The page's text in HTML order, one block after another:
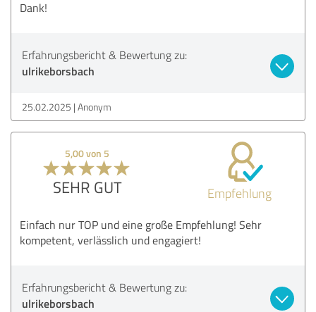
Dank!
Erfahrungsbericht & Bewertung zu:
ulrikeborsbach
25.02.2025 Anonym
5,00 von 5
SEHR GUT Empfehlung
Einfach nur TOP und eine große Empfehlung! Sehr
kompetent, verlässlich und engagiert!
Erfahrungsbericht & Bewertung zu:
ulrikeborsbach